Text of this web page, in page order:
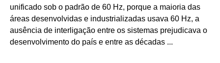
unificado sob o padrão de 60 Hz, porque a maioria das
áreas desenvolvidas e industrializadas usava 60 Hz, a
ausência de interligação entre os sistemas prejudicava o
desenvolvimento do país e entre as décadas ...